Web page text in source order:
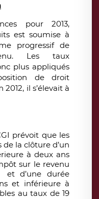
pour 2013,
est soumise à
progressif de
Les taux
plus appliqués
de droit
2012, il s’élevait à
prévoit que les
de la clôture d’un
à deux ans
sur le revenu
d’une durée
et inférieure à
au taux de 19